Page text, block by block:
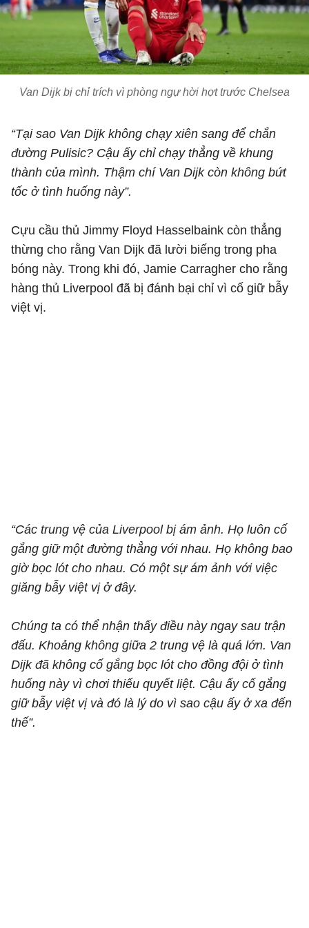
Van Dijk bị chỉ trích vì phòng ngự hời hợt trước Chelsea
“Tại sao Van Dijk không chạy xiên sang để chắn
đường Pulisic? Cậu ấy chỉ chạy thẳng về khung
thành của mình. Thậm chí Van Dijk còn không bứt
tốc ở tình huống này”.
Cựu cầu thủ Jimmy Floyd Hasselbaink còn thẳng
thừng cho rằng Van Dijk đã lười biếng trong pha
bóng này. Trong khi đó, Jamie Carragher cho rằng
hàng thủ Liverpool đã bị đánh bại chỉ vì cố giữ bẫy
việt vị.
“Các trung vệ của Liverpool bị ám ảnh. Họ luôn cố
gắng giữ một đường thẳng với nhau. Họ không bao
giờ bọc lót cho nhau. Có một sự ám ảnh với việc
giăng bẫy việt vị ở đây.
Chúng ta có thể nhận thấy điều này ngay sau trận
đấu. Khoảng không giữa 2 trung vệ là quá lớn. Van
Dijk đã không cố gắng bọc lót cho đồng đội ở tình
huống này vì chơi thiếu quyết liệt. Cậu ấy cố gắng
giữ bẫy việt vị và đó là lý do vì sao cậu ấy ở xa đến
thế”.